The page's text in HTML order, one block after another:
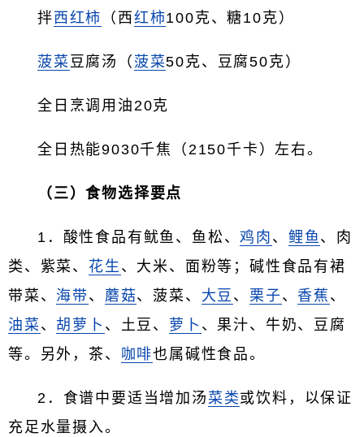
拌 西红柿 （西 红柿100克、糖10克）
菠菜 豆腐汤（ 菠菜50克、豆腐50克）
全日烹调用油20克
全日热能9030千焦（2150千卡）左右。
（三）食物选择要点
1．酸性食品有鱿鱼、鱼松、鸡肉 、 鲤鱼、肉
类、紫菜、 花生 、大米、面粉等；碱性食品有裙
带菜、 海带、 蘑菇、菠菜、 大豆 、 栗子、 香蕉 、
油菜 、 胡萝卜 、土豆、 萝卜 、果汁、牛奶、豆腐
等。另外，茶、 咖啡也属碱性食品。
2．食谱中要适当增加汤 菜类或饮料，以保证
充足水量摄入。